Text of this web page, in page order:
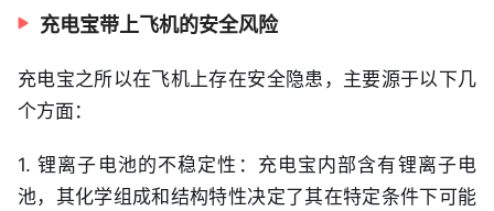
充电宝带上飞机的安全风险
充电宝之所以在飞机上存在安全隐患，主要源于以下几
个方面：
1. 锂离子电池的不稳定性：充电宝内部含有锂离子电
池，其化学组成和结构特性决定了其在特定条件下可能